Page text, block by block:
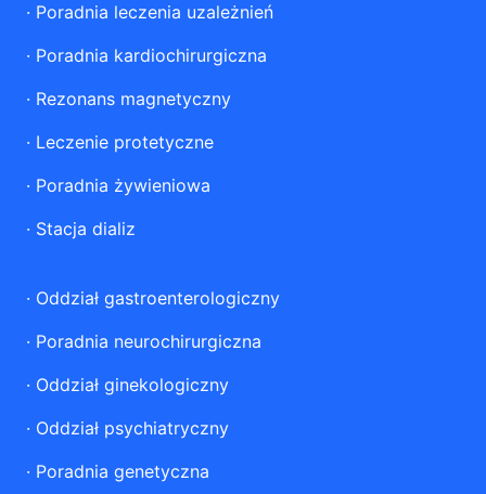
· Poradnia leczenia uzależnień
· Poradnia kardiochirurgiczna
· Rezonans magnetyczny
· Leczenie protetyczne
· Poradnia żywieniowa
· Stacja dializ
· Oddział gastroenterologiczny
· Poradnia neurochirurgiczna
· Oddział ginekologiczny
· Oddział psychiatryczny
· Poradnia genetyczna